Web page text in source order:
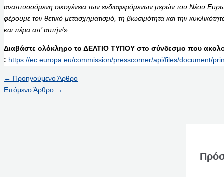
αναπτυσσόμενη οικογένεια των ενδιαφερόμενων μερών του Νέου
φέρουμε τον θετικό μετασχηματισμό, τη βιωσιμότητα και την
και πέρα απ’ αυτήν!»
Διαβάστε ολόκληρο το ΔΕΛΤΙΟ ΤΥΠΟΥ στο σύνδεσμο που
: https://ec.europa.eu/commission/presscorner/api/files/document/
← Προηγούμενο Άρθρο
Επόμενο Άρθρο →